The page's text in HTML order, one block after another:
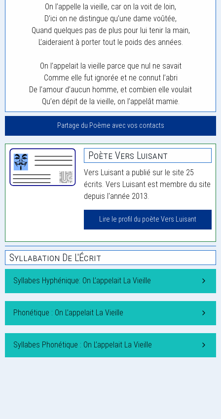
On l’appelle la vieille, car on la voit de loin,
D’ici on ne distingue qu’une dame voûtée,
Quand quelques pas de plus pour lui tenir la main,
L’aideraient à porter tout le poids des années.
On l’appelait la vieille parce que nul ne savait
Comme elle fut ignorée et ne connut l’abri
De l’amour d’aucun homme, et combien elle voulait
Qu’en dépit de la vieille, on l’appelât mamie.
Partage du Poème avec vos contacts
Poète Vers Luisant
Vers Luisant a publié sur le site 25
écrits. Vers Luisant est membre du site
depuis l'année 2013.
Lire le profil du poète Vers Luisant
Syllabation De L'Écrit
Syllabes Hyphénique: On L’appelait La Vieille
Phonétique : On L’appelait La Vieille
Syllabes Phonétique : On L’appelait La Vieille